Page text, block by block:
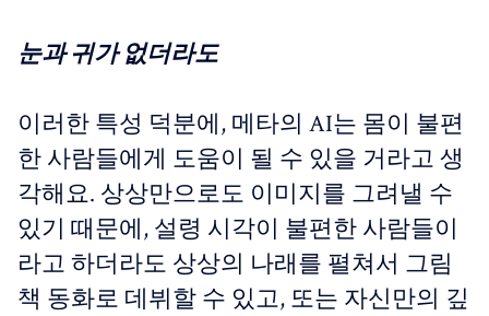
눈과 귀가 없더라도
이러한 특성 덕분에, 메타의 AI는 몸이 불편
한 사람들에게 도움이 될 수 있을 거라고 생
각해요. 상상만으로도 이미지를 그려낼 수
있기 때문에, 설령 시각이 불편한 사람들이
라고 하더라도 상상의 나래를 펼쳐서 그림
책 동화로 데뷔할 수 있고, 또는 자신만의 깊